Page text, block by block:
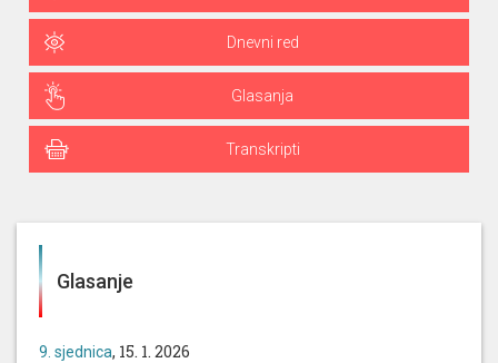
Dnevni red
Glasanja
Transkripti
Glasanje
9. sjednica, 15. 1. 2026